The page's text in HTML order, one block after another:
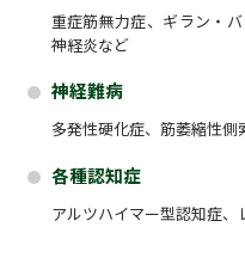
重症筋無力症、ギラン・
神経炎など
神経難病
多発性硬化症、筋萎縮性側
各種認知症
アルツハイマー型認知症